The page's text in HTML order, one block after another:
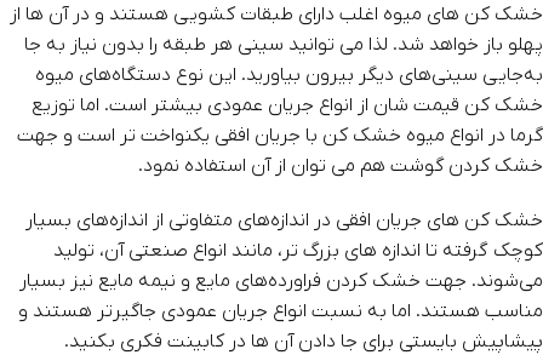
خشک‌ کن‌ های میوه اغلب‌ دارای طبقات کشویی هستند و در آن ها از
پهلو باز خواهد شد. لذا می توانید سینی هر طبقه را بدون نیاز به جا
به‌جایی سینی‌های دیگر بیرون بیاورید. این نوع دستگاه‌های میوه
خشک‌ کن قیمت شان از انواع جریان عمودی بیشتر است. اما توزیع
گرما در انواع میوه خشک کن با جریان افقی یکنواخت‌ تر است و جهت
خشک‌ کردن گوشت هم می توان از آن استفاده نمود.
خشک‌ کن‌ های جریان افقی در اندازه‌های متفاوتی از اندازه‌های بسیار
کوچک گرفته تا اندازه های بزرگ‌ تر، مانند انواع صنعتی آن، تولید
می‌شوند. جهت خشک‌ کردن فراورده‌های مایع و نیمه‌ مایع نیز بسیار
مناسب‌ هستند. اما به‌ نسبت انواع جریان عمودی جاگیرتر هستند و
پیشاپیش بایستی برای جا دادن‌ آن ها در کابینت فکری بکنید.